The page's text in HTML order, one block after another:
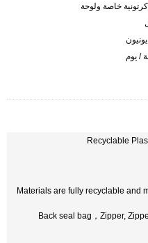
خاصة ولوحة
Materials are fully recyclable and
Back seal bag，Zipper,